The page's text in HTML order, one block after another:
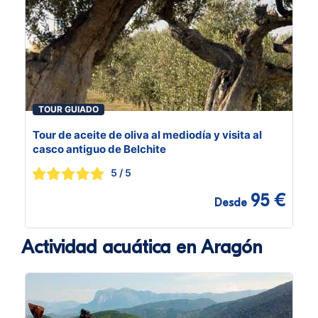
TOUR GUIADO
Tour de aceite de oliva al mediodía y visita al
casco antiguo de Belchite
5 / 5
Desde 95 €
Actividad acuática en Aragón